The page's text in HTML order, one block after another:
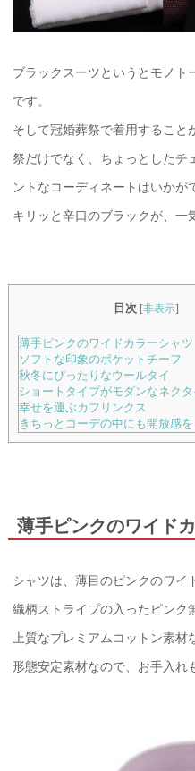
ブラックスーツというとモノト
です。
そして冠婚葬祭で着用すること
祭だけでなく、ちょっとしたチ
ントなコーディネートはいかが
キリッと辛口のブラックが、一
目次 [非表示]
薄手ピンクのワイドカラーシャツ
ソフトな印象のポケットチーフ
秋冬にぴったりなウールタイ
ショートタイプがモダンなネク
幸せを運ぶカフリンクス
きちっとコーデの中にも開放感
薄手ピンクのワイド
シャツは、薄目のピンクのワイ
織柄ストライプの入ったピンク
上質なプレミアムコットン素材
形態安定素材なので、お手入れ